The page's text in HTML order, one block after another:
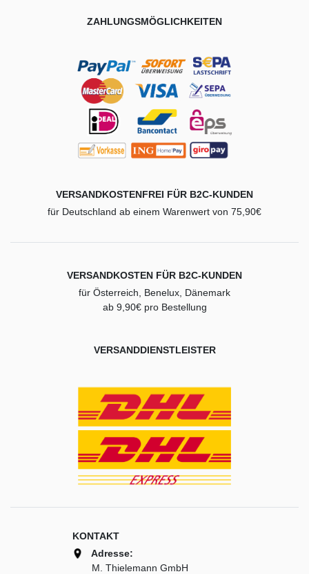
ZAHLUNGSMÖGLICHKEITEN
VERSANDKOSTENFREI FÜR B2C-KUNDEN
für Deutschland ab einem Warenwert von 75,90€
VERSANDKOSTEN FÜR B2C-KUNDEN
für Österreich, Benelux, Dänemark
ab 9,90€ pro Bestellung
VERSANDDIENSTLEISTER
KONTAKT
Adresse:
M. Thielemann GmbH